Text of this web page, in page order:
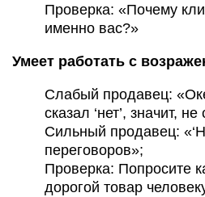
Проверка: «Почему
именно вас?»
Умеет работать с
Слабый продавец:
сказал ‘нет’, значит, не
Сильный продавец:
переговоров»;
Проверка: Попросите
дорогой товар